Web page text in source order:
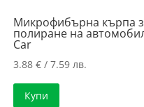
Микрофибърна кърпа
полиране на
Car
3.88 €/ 7.59 лв.
Купи